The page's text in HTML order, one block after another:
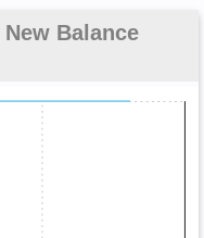
Balance